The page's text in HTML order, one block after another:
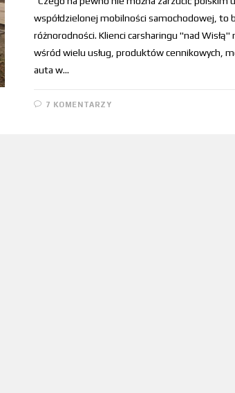
współdzielonej mobilności samochodowej, to
różnorodności. Klienci carsharingu "nad Wisłą"
wśród wielu usług, produktów cennikowych,
auta w…
7 KOMENTARZY